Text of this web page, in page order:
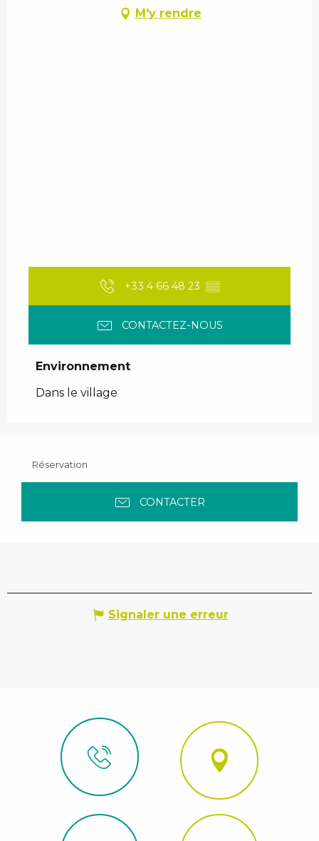
M'y rendre
+33 4 66 48 23 ▒▒
CONTACTEZ-NOUS
Environnement
Environnement
Dans le village
Réservation
CONTACTER
Signaler une erreur